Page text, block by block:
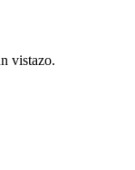
vistazo.